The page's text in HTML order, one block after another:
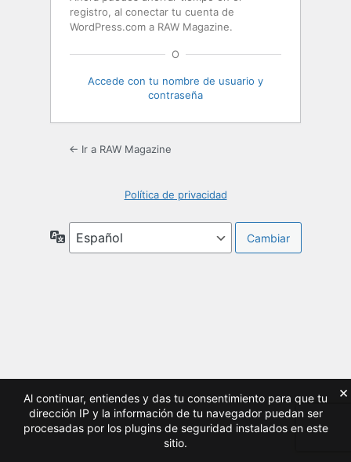
registro, al conectar tu cuenta de
WordPress.com a RAW Magazine.
O
Accede con tu nombre de usuario y
contraseña
← Ir a RAW Magazine
Política de privacidad
Idioma
Al continuar, entiendes y das tu consentimiento para que tu
dirección IP y la información de tu navegador puedan ser
procesadas por los plugins de seguridad instalados en este
sitio.
×